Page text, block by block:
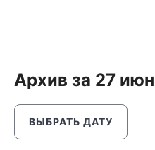
Архив за 27
ВЫБРАТЬ ДАТУ